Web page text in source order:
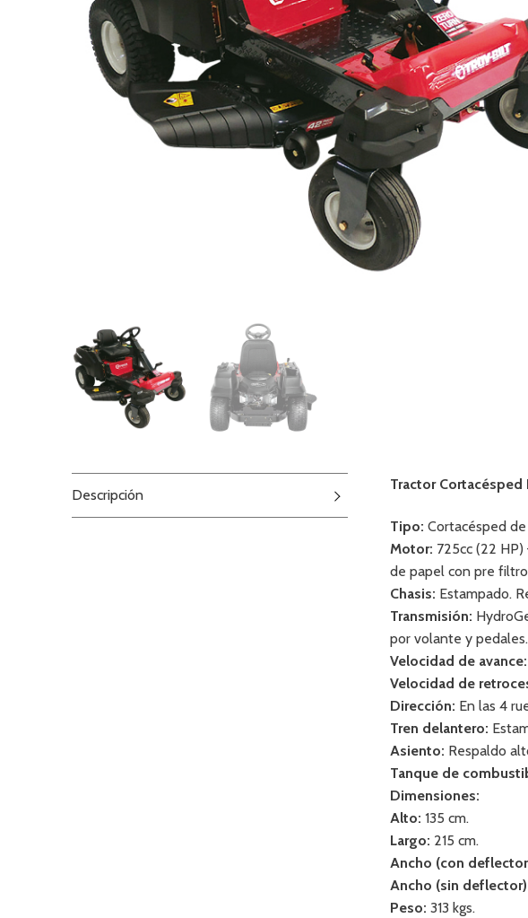
Servicio Técnico
Contacto
Búsqueda
productos
Descripción
Tractor Cortacésped
Tipo:Cortacésped
Motor: 725cc (22
de papel con pre
Chasis: Estampado.
Transmisión:
por volante y pedales.
Velocidad de avance:
Velocidad de
Dirección: En las 4
Tren delantero:
Asiento: Respaldo
Tanque de
Dimensiones:
Alto: 135 cm.
Largo: 215 cm.
Ancho (con
Ancho (sin
Peso:313 kgs.